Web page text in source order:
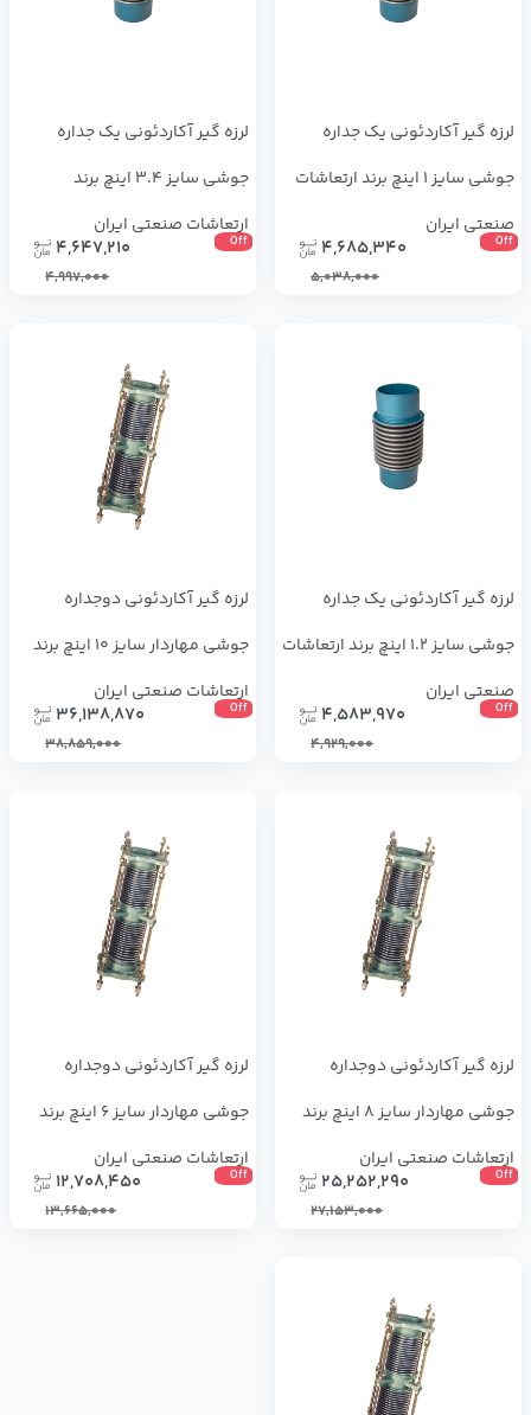
لرزه گیر آکاردئونی یک جداره
جوشی سایز 1 اینچ برند ارتعاشات
صنعتی ایران
Off
4,685,340
5,038,000
لرزه گیر آکاردئونی یک جداره
جوشی سایز 3.4 اینچ برند
ارتعاشات صنعتی ایران
Off
4,647,210
4,997,000
لرزه گیر آکاردئونی یک جداره
جوشی سایز 1.2 اینچ برند ارتعاشات
صنعتی ایران
Off
4,583,970
4,929,000
لرزه گیر آکاردئونی دوجداره
جوشی مهاردار سایز 10 اینچ برند
ارتعاشات صنعتی ایران
Off
36,138,870
38,859,000
لرزه گیر آکاردئونی دوجداره
جوشی مهاردار سایز 8 اینچ برند
ارتعاشات صنعتی ایران
Off
25,252,290
27,153,000
لرزه گیر آکاردئونی دوجداره
جوشی مهاردار سایز 6 اینچ برند
ارتعاشات صنعتی ایران
Off
12,708,450
13,665,000